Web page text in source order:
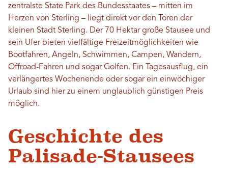
zentralste State Park des Bundesstaates – mitten im
Herzen von Sterling – liegt direkt vor den Toren der
kleinen Stadt Sterling. Der 70 Hektar große Stausee und
sein Ufer bieten vielfältige Freizeitmöglichkeiten wie
Bootfahren, Angeln, Schwimmen, Campen, Wandern,
Offroad-Fahren und sogar Golfen. Ein Tagesausflug, ein
verlängertes Wochenende oder sogar ein einwöchiger
Urlaub sind hier zu einem unglaublich günstigen Preis
möglich.
Geschichte des
Palisade-Stausees